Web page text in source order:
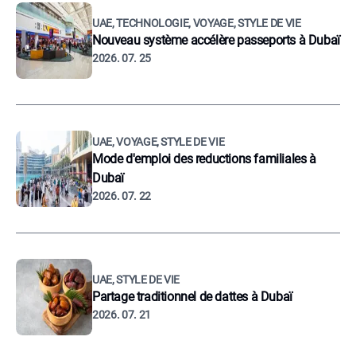
UAE, TECHNOLOGIE, VOYAGE, STYLE DE VIE
Nouveau système accélère passeports à Dubaï
2026. 07. 25
UAE, VOYAGE, STYLE DE VIE
Mode d'emploi des reductions familiales à
Dubaï
2026. 07. 22
UAE, STYLE DE VIE
Partage traditionnel de dattes à Dubaï
2026. 07. 21